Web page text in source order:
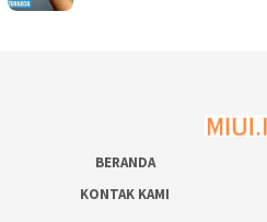
BERANDA
KONTAK KAMI